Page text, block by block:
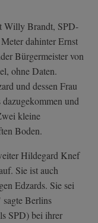
Willy Brandt, SPD-
dahinter Ernst
Bürgermeister von
ohne Daten.
und dessen Frau
dazugekommen und
kleine
Boden.
Hildegard Knef
Sie ist auch
Edzards. Sie sei
Berlins
SPD) bei ihrer